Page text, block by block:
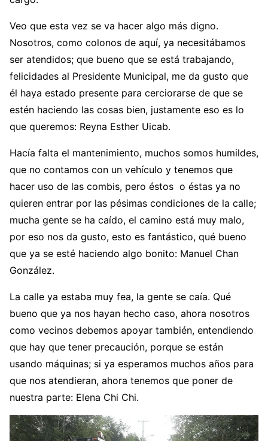
Veo que esta vez se va hacer algo más digno.
Nosotros, como colonos de aquí, ya necesitábamos
ser atendidos; que bueno que se está trabajando,
felicidades al Presidente Municipal, me da gusto que
él haya estado presente para cerciorarse de que se
estén haciendo las cosas bien, justamente eso es lo
que queremos: Reyna Esther Uicab.
Hacía falta el mantenimiento, muchos somos humildes,
que no contamos con un vehículo y tenemos que
hacer uso de las combis, pero éstos o éstas ya no
quieren entrar por las pésimas condiciones de la calle;
mucha gente se ha caído, el camino está muy malo,
por eso nos da gusto, esto es fantástico, qué bueno
que ya se esté haciendo algo bonito: Manuel Chan
González.
La calle ya estaba muy fea, la gente se caía. Qué
bueno que ya nos hayan hecho caso, ahora nosotros
como vecinos debemos apoyar también, entendiendo
que hay que tener precaución, porque se están
usando máquinas; si ya esperamos muchos años para
que nos atendieran, ahora tenemos que poner de
nuestra parte: Elena Chi Chi.